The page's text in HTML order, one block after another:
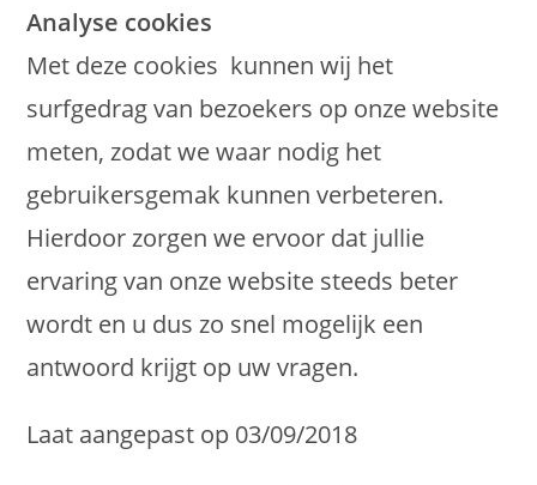
Analyse cookies
Met deze cookies kunnen wij het
surfgedrag van bezoekers op onze website
meten, zodat we waar nodig het
gebruikersgemak kunnen verbeteren.
Hierdoor zorgen we ervoor dat jullie
ervaring van onze website steeds beter
wordt en u dus zo snel mogelijk een
antwoord krijgt op uw vragen.
Laat aangepast op 03/09/2018